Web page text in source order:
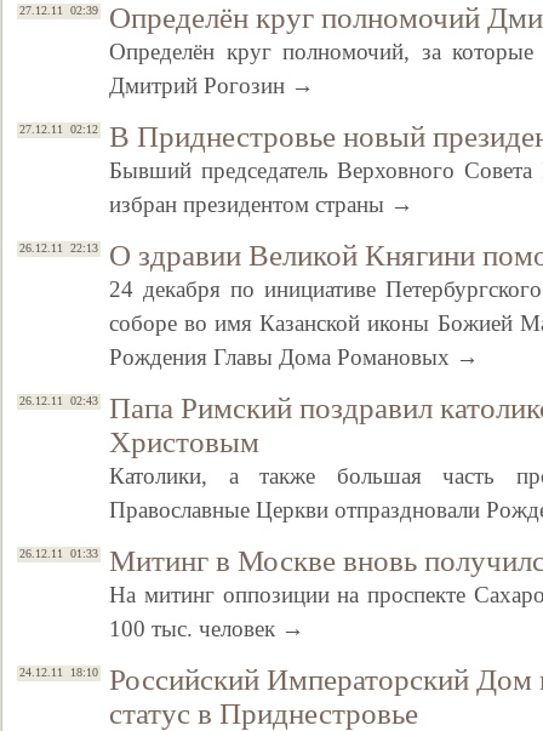
27.12.11 02:39 Определён круг полномочий
Определён круг полномочий, за которые
Дмитрий Рогозин →
27.12.11 02:12 В Приднестровье новый
Бывший председатель Верховного
избран президентом страны →
26.12.11 22:13 О здравии Великой Княгини
24 декабря по инициативе
соборе во имя Казанской иконы Божией
Рождения Главы Дома Романовых →
26.12.11 02:43
Папа Римский поздравил
Христовым
Католики, а также большая часть
Православные Церкви отпраздновали
26.12.11 01:33 Митинг в Москве вновь
На митинг оппозиции на проспекте
100 тыс. человек →
24.12.11 18:10
Российский Императорский
статус в Приднестровье